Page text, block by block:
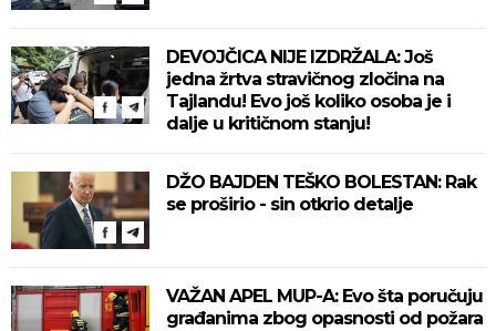
DEVOJČICA NIJE IZDRŽALA: Još
jedna žrtva stravičnog zločina na
Tajlandu! Evo još koliko osoba je i
dalje u kritičnom stanju!
DŽO BAJDEN TEŠKO BOLESTAN: Rak
se proširio - sin otkrio detalje
VAŽAN APEL MUP-A: Evo šta poručuju
građanima zbog opasnosti od požara